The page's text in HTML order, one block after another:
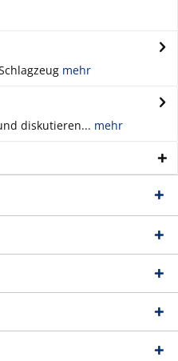
mehr
diskutieren... mehr